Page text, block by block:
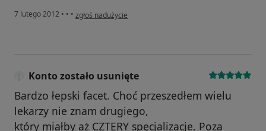
7 lutego 2012 • • • w opinii użytkownika Konto zostało usunięte
zgłoś nadużycie
Konto zostało usunięte
Bardzo łepski facet. Choć przeszedłem wielu
lekarzy nie znam drugiego,
który miałby aż CZTERY specjalizacje. Poza